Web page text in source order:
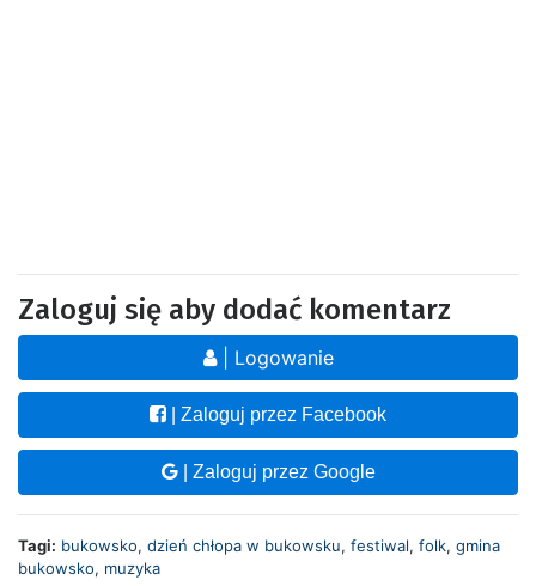
Zaloguj się aby dodać komentarz
| Logowanie
| Zaloguj przez Facebook
| Zaloguj przez Google
Tagi: bukowsko, dzień chłopa w bukowsku, festiwal, folk, gmina
bukowsko, muzyka